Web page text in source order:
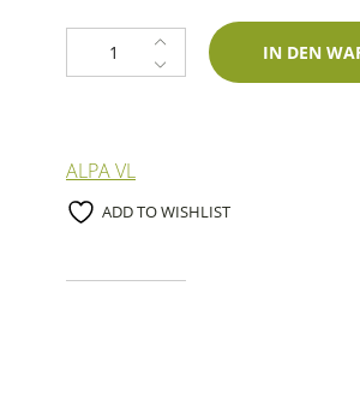
Lackstift Piaggio 953 Orange
IN DEN
ALPA VL
ADD TO WISHLIST